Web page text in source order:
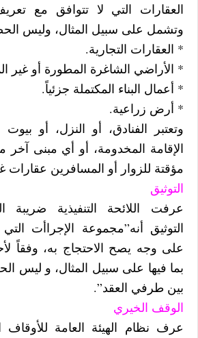
العقارات التي لا تتوافق مع
وتشمل على سبيل المثال، وليس
* العقارات التجارية.
* الأراضي الشاغرة المطورة أو غير
* أعمال البناء المكتملة جزئياً.
* أرض زراعية.
وتعتبر الفنادق، أو النزل، أو
الإقامة المخدومة، أو أي مبنى آخر
مؤقتة للزوار أو المسافرين عقارات
التوثيق
عرفت اللائحة التنفيذية ضريبة
التوثيق أنه”مجموعة الإجراأت
على وجه يصح الاحتجاج به، وفقاً
بما فيها على سبيل المثال، و ليس
بين طرفي العقد”.
الوقف الخيري
عرف نظام الهيئة العامة للأوقاف